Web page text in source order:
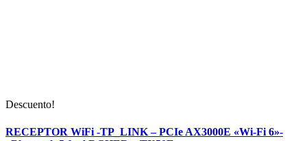
Descuento!
RECEPTOR WiFi -TP_LINK – PCIe AX3000E «Wi-Fi 6»-